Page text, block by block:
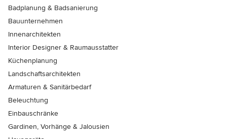
Badplanung & Badsanierung
Bauunternehmen
Innenarchitekten
Interior Designer & Raumausstatter
Küchenplanung
Landschaftsarchitekten
Armaturen & Sanitärbedarf
Beleuchtung
Einbauschränke
Gardinen, Vorhänge & Jalousien